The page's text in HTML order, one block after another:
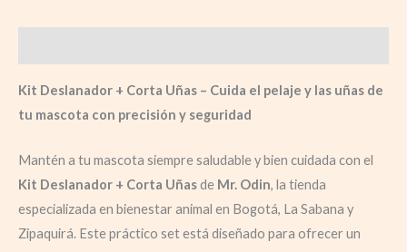
Kit Deslanador + Corta Uñas – Cuida el pelaje y las uñas de
tu mascota con precisión y seguridad
Mantén a tu mascota siempre saludable y bien cuidada con el
Kit Deslanador + Corta Uñasde Mr. Odin, la tienda
especializada en bienestar animal en Bogotá, La Sabana y
Zipaquirá. Este práctico set está diseñado para ofrecer un